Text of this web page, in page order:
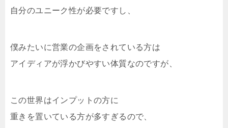
自分のユニーク性が必要ですし、
僕みたいに営業の企画をされている方は
アイディアが浮かびやすい体質なのですが、
この世界はインプットの方に
重きを置いている方が多すぎるので、